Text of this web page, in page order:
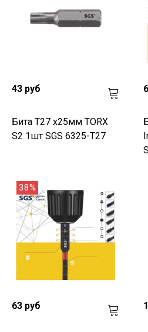
43 руб
Бита T27 х25мм TORX
S2 1шт SGS 6325-T27
38%
63 руб